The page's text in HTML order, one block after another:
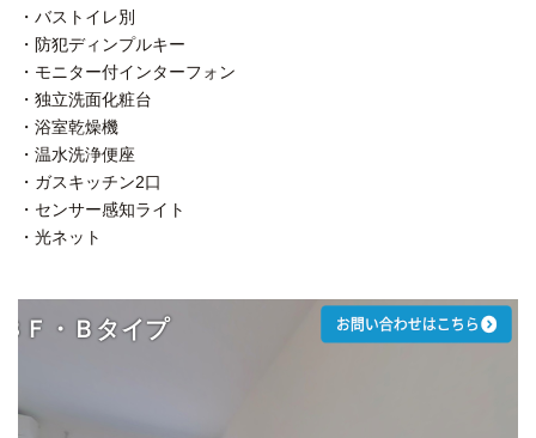
・バストイレ別
・防犯ディンプルキー
・モニター付インターフォン
・独立洗面化粧台
・浴室乾燥機
・温水洗浄便座
・ガスキッチン2口
・センサー感知ライト
・光ネット